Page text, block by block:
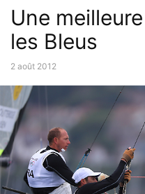
Une
les Bleus
2 août 2012